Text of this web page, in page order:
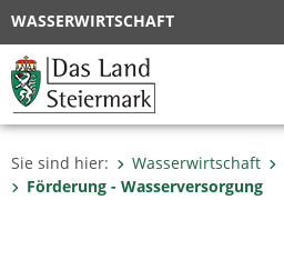
WASSERWIRTSCHAFT
Sie sind hier: Wasserwirtschaft
Förderung - Wasserversorgung